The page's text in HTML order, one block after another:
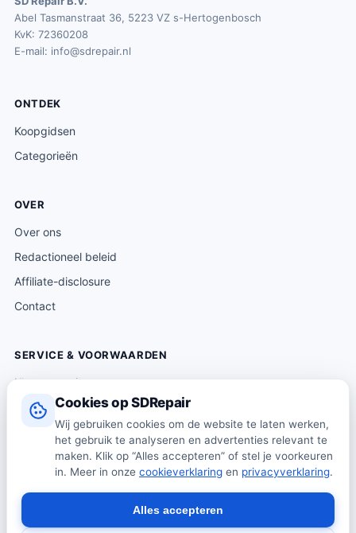
Cookies op SDRepair
Wij gebruiken cookies om de website te laten werken,
het gebruik te analyseren en advertenties relevant te
maken. Klik op “Alles accepteren” of stel je voorkeuren
in. Meer in onze cookieverklaring en privacyverklaring.
Alles accepteren
Abel Tasmanstraat 36, 5223 VZ s-Hertogenbosch
KvK: 72360208
E-mail: info@sdrepair.nl
ONTDEK
Koopgidsen
Categorieën
OVER
Over ons
Redactioneel beleid
Affiliate-disclosure
Contact
SERVICE & VOORWAARDEN
Klantenservice
Verzending & levering
Retourneren
Algemene voorwaarden